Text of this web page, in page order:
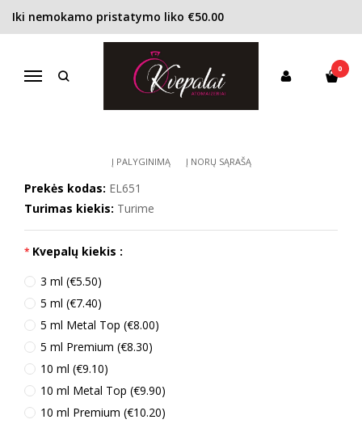
Iki nemokamo pristatymo liko €50.00
Navigacija
0
Pagrindinis KONCENTRACIJA
Kvapusis vanduo (EDP)
Estee Lauder Youth-Dew EDP moterims
ESTEE LAUDER YOUTH-DEW EDP
Į PALYGINIMĄ Į NORŲ SĄRAŠĄ
Prekės kodas: EL651
Turimas kiekis: Turime
Kvepalų kiekis :
3 ml (€5.50)
5 ml (€7.40)
5 ml Metal Top (€8.00)
5 ml Premium (€8.30)
10 ml (€9.10)
10 ml Metal Top (€9.90)
10 ml Premium (€10.20)